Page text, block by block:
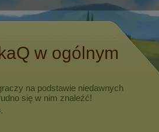
w ogólnym
na podstawie niedawnych
się w nim znaleźć!